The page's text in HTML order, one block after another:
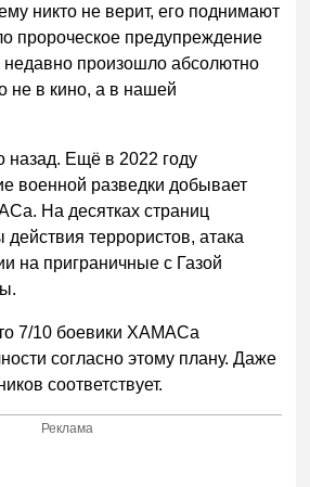
никто не верит, его поднимают
пророческое предупреждение
произошло абсолютно
не в кино, а в нашей
назад. Ещё в 2022 году
военной разведки добывает
На десятках страниц
террористов, атака
на приграничные с Газой
7/10 боевики ХАМАСа
согласно этому плану. Даже
соответствует.
Реклама